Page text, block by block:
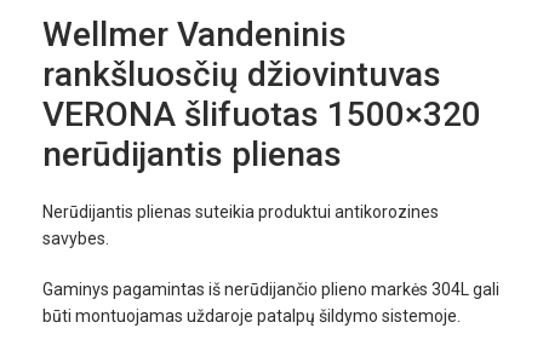
Wellmer Vandeninis
rankšluosčių džiovintuvas
VERONA šlifuotas 1500×320
nerūdijantis plienas
Nerūdijantis plienas suteikia produktui antikorozines
savybes.
Gaminys pagamintas iš nerūdijančio plieno markės 304L gali
būti montuojamas uždaroje patalpų šildymo sistemoje.